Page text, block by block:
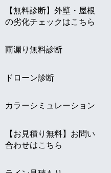
【無料診断】外壁・屋根
の劣化チェックはこちら
雨漏り無料診断
ドローン診断
カラーシミュレーション
【お見積り無料】お問い
合わせはこちら